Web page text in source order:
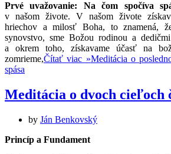
Prvé uvažovanie: Na čom spočíva
v našom živote. V našom živote
hriechov a milosť Boha, to znamená,
synovstvo, sme Božou rodinou a
a okrem toho, získavame účasť na
zomrieme,Čítať viac »Meditácia o
spása
Meditácia o dvoch cieľoch
by Ján Benkovský
Princíp a Fundament